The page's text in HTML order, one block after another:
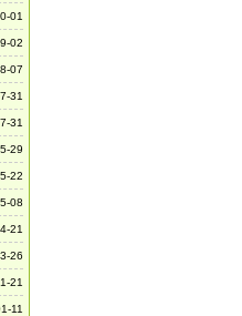
01
02
07
31
31
29
22
08
21
26
21
11